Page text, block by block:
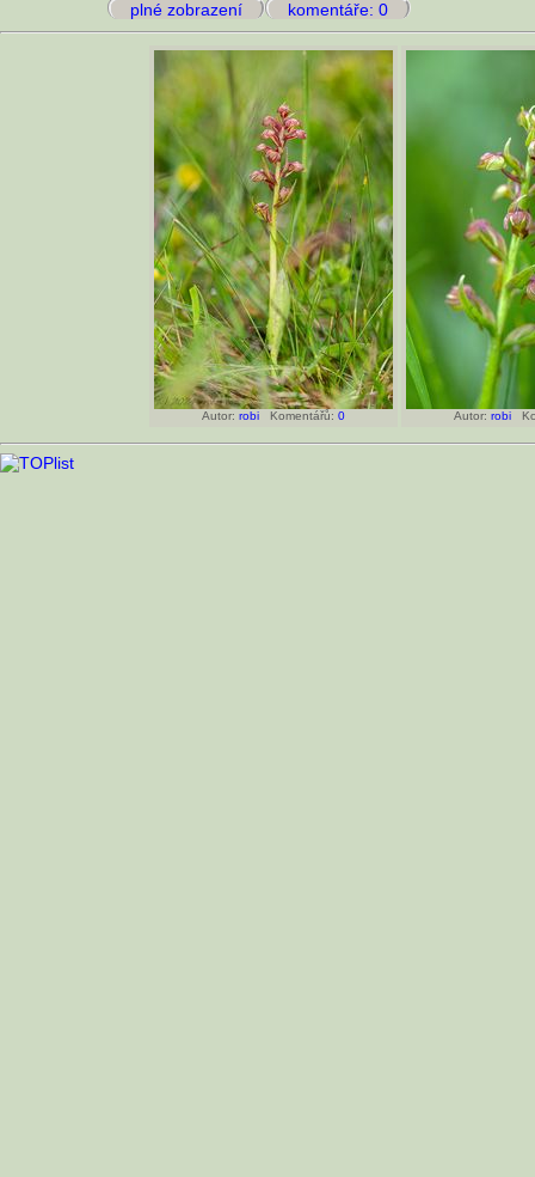
plné zobrazení komentáře: 0
Autor: robi Komentářů: 0 Autor: robi